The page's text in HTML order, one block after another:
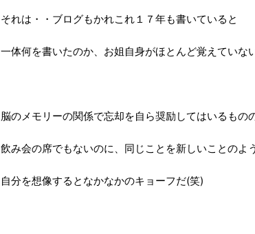
それは・・ブログもかれこれ１７年も書いていると
一体何を書いたのか、お姐自身がほとんど覚えてい
脳のメモリーの関係で忘却を自ら奨励してはいるもの
飲み会の席でもないのに、同じことを新しいことのよ
自分を想像するとなかなかのキョーフだ(笑)